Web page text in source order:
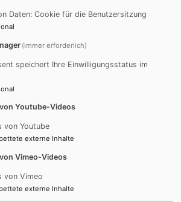
Gemeindesaal
Daten: Cookie für die Benutzersitzung
(immer erforderlich)
speichert Ihre Einwilligungsstatus im
Youtube-Videos
von Youtube
externe Inhalte
Vimeo-Videos
von Vimeo
externe Inhalte